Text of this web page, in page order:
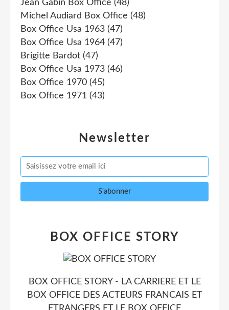
Newsletter
Jean Gabin Box Office (48)
Michel Audiard Box Office (48)
Box Office Usa 1963 (47)
Box Office Usa 1964 (47)
Brigitte Bardot (47)
Box Office Usa 1973 (46)
Box Office 1970 (45)
Box Office 1971 (43)
BOX OFFICE STORY
BOX OFFICE STORY - LA CARRIERE ET LE
BOX OFFICE DES ACTEURS FRANCAIS ET